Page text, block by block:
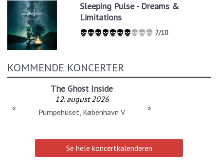
Sleeping Pulse - Dreams &
Limitations
7/10
KOMMENDE KONCERTER
The Ghost Inside
12. august 2026
Pumpehuset, København V
« »
Se hele koncertkalenderen